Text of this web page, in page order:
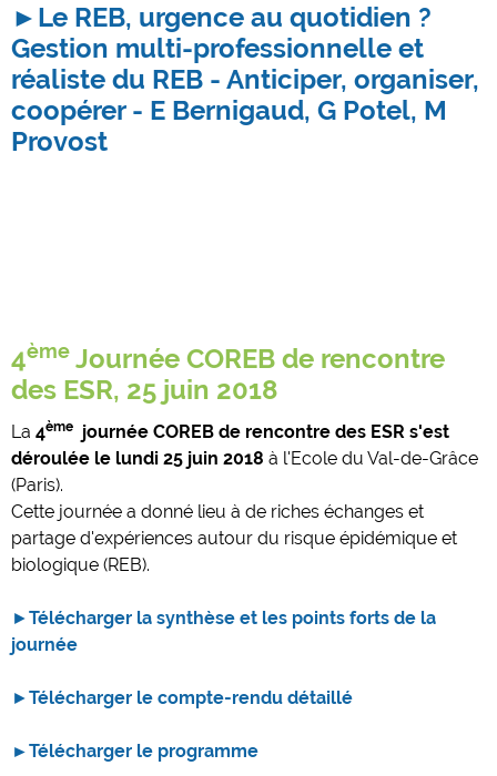
►Le REB, urgence au quotidien ?
Gestion multi-professionnelle et
réaliste du REB - Anticiper, organiser,
coopérer - E Bernigaud, G Potel, M
Provost
4ème Journée COREB de rencontre
des ESR, 25 juin 2018
La 4ème
journée COREB de rencontre des ESR s'est
déroulée le lundi 25 juin 2018 à l'Ecole du Val-de-Grâce
(Paris).
Cette journée a donné lieu à de riches échanges et
partage d'expériences autour du risque épidémique et
biologique (REB).
►Télécharger la synthèse et les points forts de la
journée
►Télécharger le compte-rendu détaillé
►Télécharger le programme